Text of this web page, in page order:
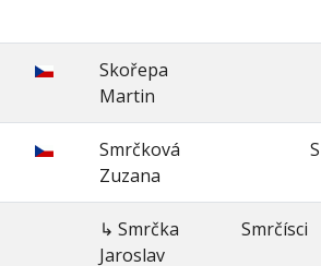
Skořepa
Martin
Smrčková
Zuzana
↳ Smrčka
Jaroslav
Smrčísci